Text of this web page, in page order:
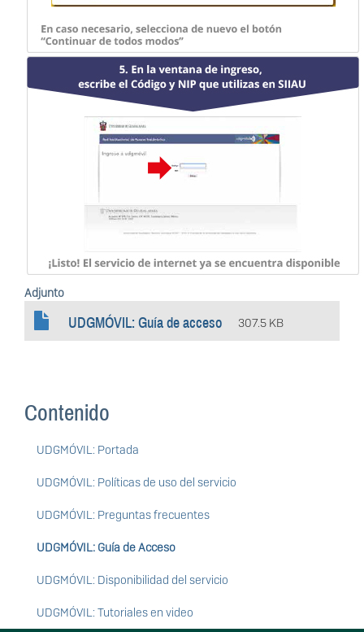
Adjunto
UDGMÓVIL: Guía de acceso 307.5 KB
Contenido
UDGMÓVIL: Portada
UDGMÓVIL: Políticas de uso del servicio
UDGMÓVIL: Preguntas frecuentes
UDGMÓVIL: Guía de Acceso
UDGMÓVIL: Disponibilidad del servicio
UDGMÓVIL: Tutoriales en video